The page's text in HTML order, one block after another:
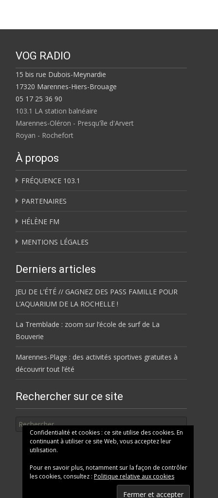
VOG RADIO
15 bis rue Dubois-Meynardie
17320 Marennes-Hiers-Brouage
05 17 25 36 90
103.1 LA station balnéaire
Marennes-Oléron - Presqu'île d'Arvert
Royan - Rochefort
À propos
FRÉQUENCE 103.1
PARTENAIRES
HÉLÈNE FM
MENTIONS LÉGALES
Derniers articles
JEU DE L’ÉTÉ // GAGNEZ DES PASS FAMILLE POUR
L’AQUARIUM DE LA ROCHELLE !
La Tremblade : zoom sur l’école de surf de La
Bouverie
Marennes-Plage : des activités sportives gratuites à
découvrir tout l’été
Rechercher sur ce site
Confidentialité et cookies : ce site utilise des cookies. En
continuant à utiliser ce site Web, vous acceptez leur
utilisation.
Pour en savoir plus, notamment sur la façon de contrôler
les cookies, consultez : Politique relative aux cookies